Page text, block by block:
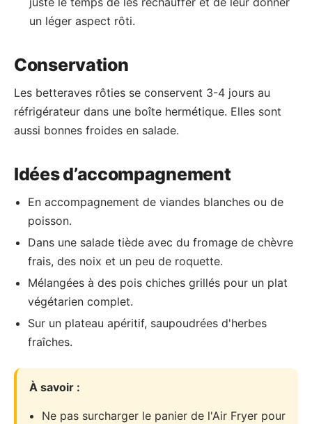
un léger aspect rôti.
Conservation
Les betteraves rôties se conservent 3-4 jours au
réfrigérateur dans une boîte hermétique. Elles sont
aussi bonnes froides en salade.
Idées d’accompagnement
En accompagnement de viandes blanches ou de
poisson.
Dans une salade tiède avec du fromage de chèvre
frais, des noix et un peu de roquette.
Mélangées à des pois chiches grillés pour un plat
végétarien complet.
Sur un plateau apéritif, saupoudrées d'herbes
fraîches.
À savoir :
Ne pas surcharger le panier de l'Air Fryer pour